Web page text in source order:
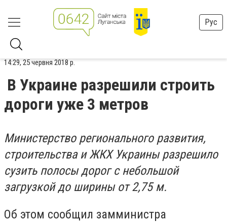
Рус
14:29, 25 червня 2018 р.
В Украине разрешили строить
дороги уже 3 метров
Министерство регионального развития,
строительства и ЖКХ Украины разрешило
сузить полосы дорог с небольшой
загрузкой до ширины от 2,75 м.
Об этом сообщил замминистра